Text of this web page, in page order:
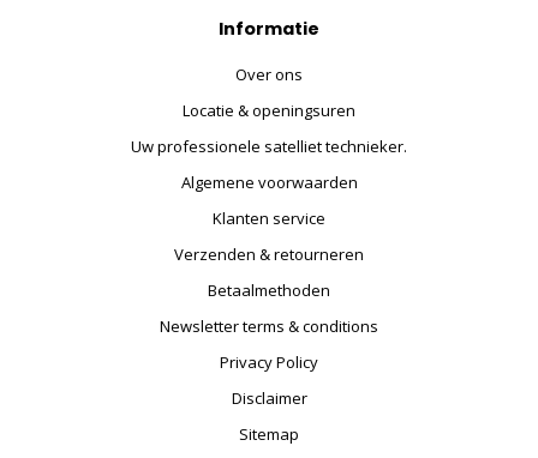
Informatie
Over ons
Locatie & openingsuren
Uw professionele satelliet technieker.
Algemene voorwaarden
Klanten service
Verzenden & retourneren
Betaalmethoden
Newsletter terms & conditions
Privacy Policy
Disclaimer
Sitemap